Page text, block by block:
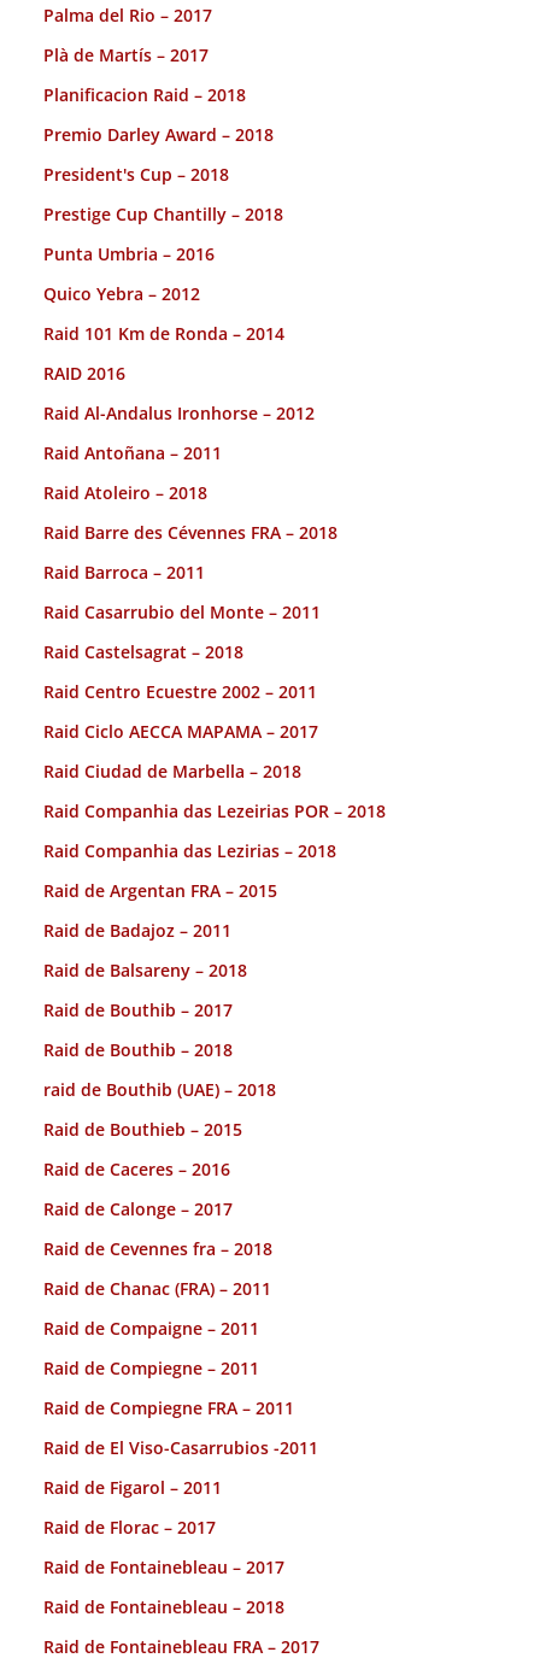
Palma del Rio – 2017
Plà de Martís – 2017
Planificacion Raid – 2018
Premio Darley Award – 2018
President's Cup – 2018
Prestige Cup Chantilly – 2018
Punta Umbria – 2016
Quico Yebra – 2012
Raid 101 Km de Ronda – 2014
RAID 2016
Raid Al-Andalus Ironhorse – 2012
Raid Antoñana – 2011
Raid Atoleiro – 2018
Raid Barre des Cévennes FRA – 2018
Raid Barroca – 2011
Raid Casarrubio del Monte – 2011
Raid Castelsagrat – 2018
Raid Centro Ecuestre 2002 – 2011
Raid Ciclo AECCA MAPAMA – 2017
Raid Ciudad de Marbella – 2018
Raid Companhia das Lezeirias POR – 2018
Raid Companhia das Lezirias – 2018
Raid de Argentan FRA – 2015
Raid de Badajoz – 2011
Raid de Balsareny – 2018
Raid de Bouthib – 2017
Raid de Bouthib – 2018
raid de Bouthib (UAE) – 2018
Raid de Bouthieb – 2015
Raid de Caceres – 2016
Raid de Calonge – 2017
Raid de Cevennes fra – 2018
Raid de Chanac (FRA) – 2011
Raid de Compaigne – 2011
Raid de Compiegne – 2011
Raid de Compiegne FRA – 2011
Raid de El Viso-Casarrubios -2011
Raid de Figarol – 2011
Raid de Florac – 2017
Raid de Fontainebleau – 2017
Raid de Fontainebleau – 2018
Raid de Fontainebleau FRA – 2017